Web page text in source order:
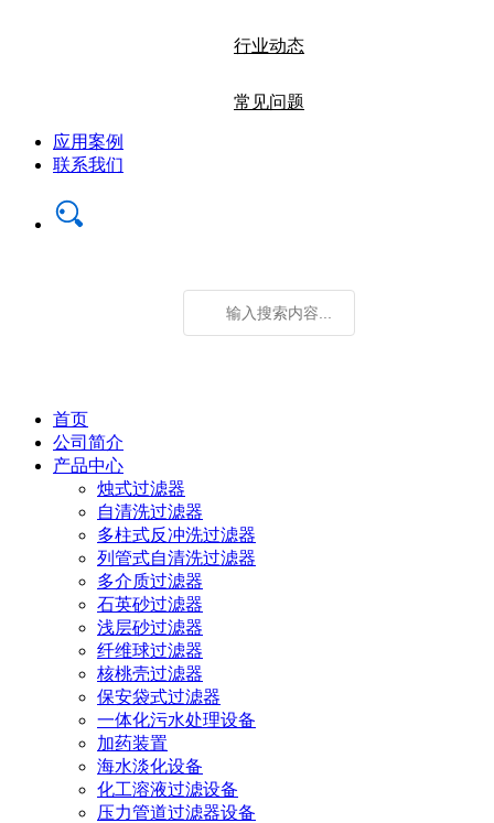
行业动态
常见问题
应用案例
联系我们
首页
公司简介
产品中心
烛式过滤器
自清洗过滤器
多柱式反冲洗过滤器
列管式自清洗过滤器
多介质过滤器
石英砂过滤器
浅层砂过滤器
纤维球过滤器
核桃壳过滤器
保安袋式过滤器
一体化污水处理设备
加药装置
海水淡化设备
化工溶液过滤设备
压力管道过滤器设备